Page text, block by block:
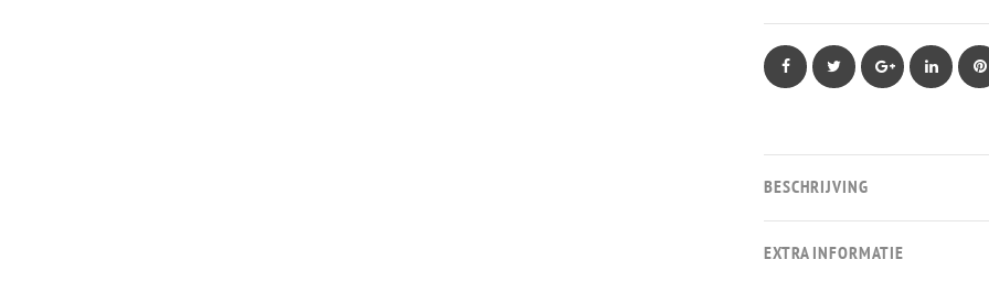
Facebook Twitter Google+ LinkedIn
BESCHRIJVING
EXTRA INFORMATIE